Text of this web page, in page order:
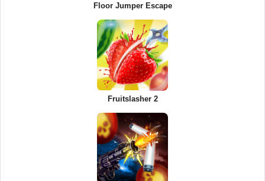
Floor Jumper Escape
Fruitslasher 2